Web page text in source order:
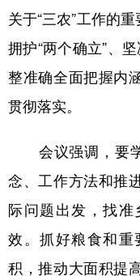
关于“三农”工作的
拥护“两个确立”、
整准确全面把握内
贯彻落实。
会议强调，要学
念、工作方法和推
际问题出发，找准
效。抓好粮食和重
积，推动大面积提